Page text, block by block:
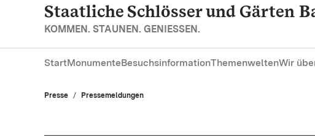
Staatliche Schlösser und Gärten
KOMMEN. STAUNEN. GENIESSEN.
StartMonumenteBesuchsinformationThemenweltenWir
Presse Pressemeldungen